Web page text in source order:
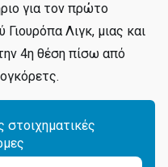
για τον πρώτο
Λιγκ, μιας και
4η θέση πίσω από
στοιχηματικές